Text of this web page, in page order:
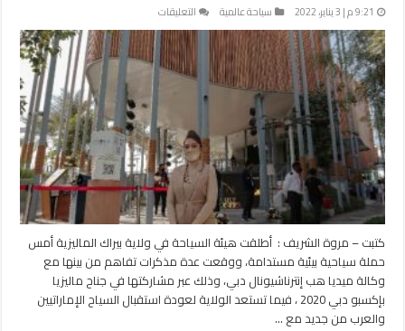
9:21 م | 3 يناير، 2022 سياحة عالمية التعليقات
حملة
سياحية
بيئية
بماليزيا
ومذكرات
تفاهم
مع
وكالة
ميديا
إنترناشيونال
دبي
مغلقة
كتبت – مروة الشريف : أطلقت هيئة السياحة في ولاية بيراك الماليزية أمس
حملة سياحية بيئية مستدامة، ووقعت عدة مذكرات تفاهم من بينها مع
وكالة ميديا هب إنترناشيونال دبي، وذلك عبر مشاركتها في جناح ماليزيا
بإكسبو دبي 2020 ، فيما تستعد الولاية لعودة استقبال السياح الإماراتيين
والعرب من جديد مع …